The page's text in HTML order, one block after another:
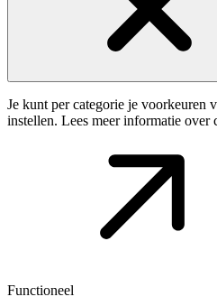
Je kunt per categorie je voorkeuren
instellen. Lees meer informatie over
Functioneel